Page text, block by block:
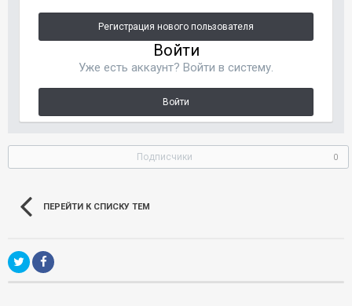
Регистрация нового пользователя
Войти
Уже есть аккаунт? Войти в систему.
Войти
Подписчики 0
ПЕРЕЙТИ К СПИСКУ ТЕМ